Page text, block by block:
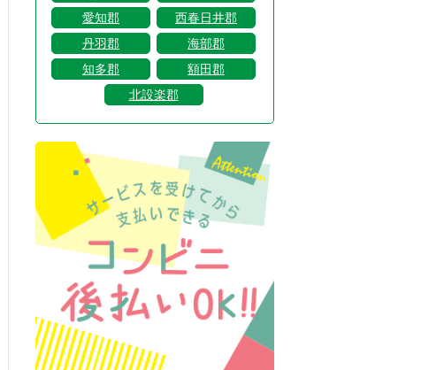
愛知郡
西春日井郡
丹羽郡
海部郡
知多郡
額田郡
北設楽郡